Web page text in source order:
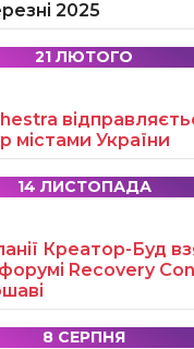
2025
21 ЛЮТОГО
містами України
14 ЛИСТОПАДА
Креатор-Буд
Recovery
8 СЕРПНЯ